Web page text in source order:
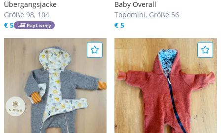
Übergangsjacke
Größe 98, 104
€ 5
PayLivery
Baby Overall
Topomini, Größe 56
€ 5